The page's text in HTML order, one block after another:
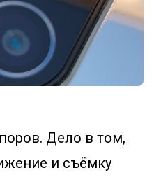
Дело в том,
и съёмку